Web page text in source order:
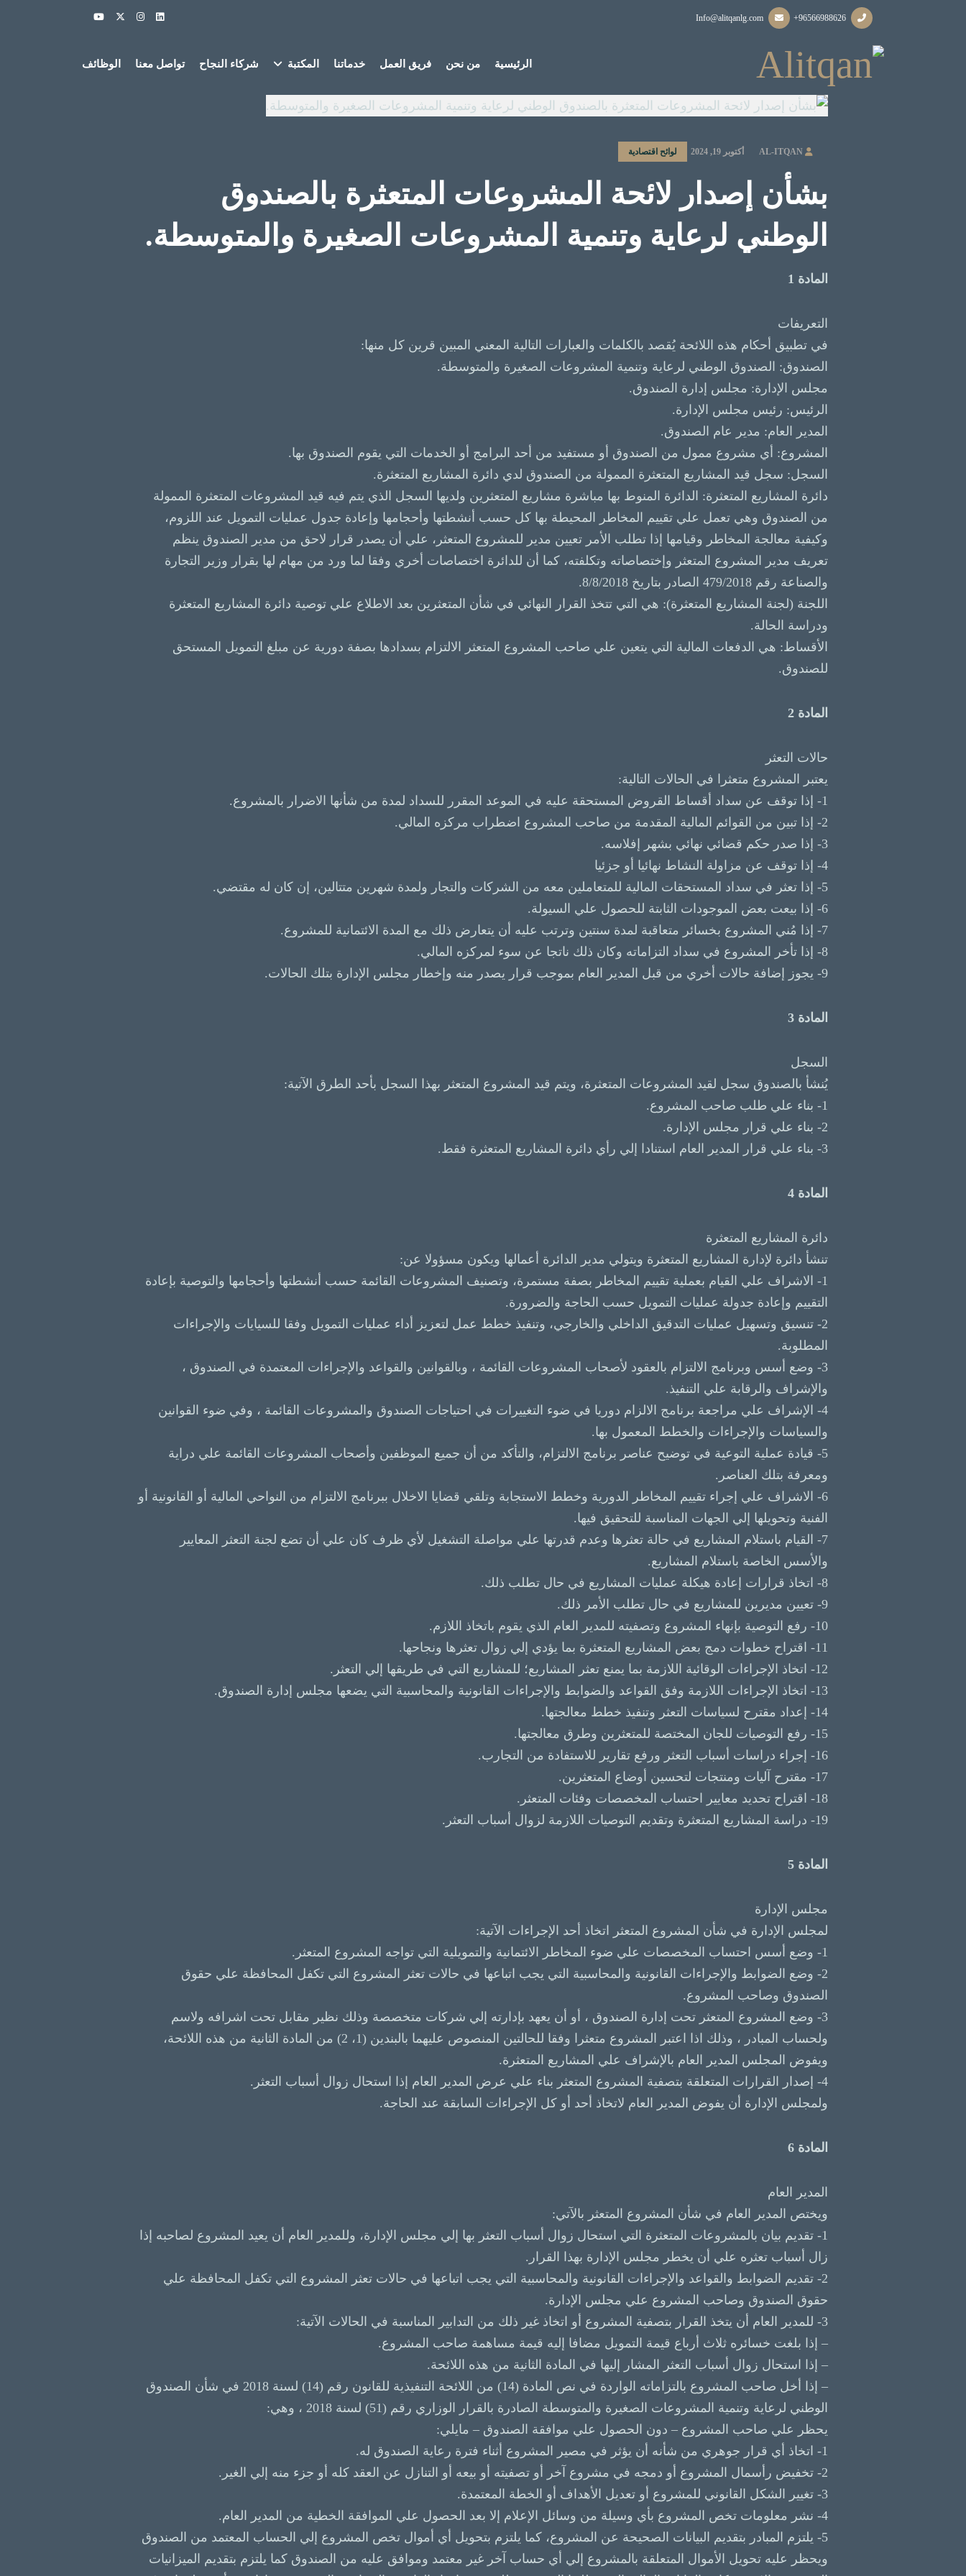
+96566988626
Info@alitqanlg.com
الرئيسية من نحن فريق العمل خدماتنا المكتبة شركاء النجاح تواصل معنا الوظائف
أكتوبر 19, 2024 لوائح اقتصادية
بشأن إصدار لائحة المشروعات المتعثرة بالصندوق
الوطني لرعاية وتنمية المشروعات الصغيرة والمتوسطة.
المادة 1
التعريفات
في تطبيق أحكام هذه اللائحة يُقصد بالكلمات والعبارات التالية المعني المبين قرين كل منها:
الصندوق: الصندوق الوطني لرعاية وتنمية المشروعات الصغيرة والمتوسطة.
مجلس الإدارة: مجلس إدارة الصندوق.
الرئيس: رئيس مجلس الإدارة.
المدير العام: مدير عام الصندوق.
المشروع: أي مشروع ممول من الصندوق أو مستفيد من أحد البرامج أو الخدمات التي يقوم الصندوق بها.
السجل: سجل قيد المشاريع المتعثرة الممولة من الصندوق لدي دائرة المشاريع المتعثرة.
دائرة المشاريع المتعثرة: الدائرة المنوط بها مباشرة مشاريع المتعثرين ولديها السجل الذي يتم فيه قيد المشروعات المتعثرة الممولة
من الصندوق وهي تعمل علي تقييم المخاطر المحيطة بها كل حسب أنشطتها وأحجامها وإعادة جدول عمليات التمويل عند اللزوم،
وكيفية معالجة المخاطر وقيامها إذا تطلب الأمر تعيين مدير للمشروع المتعثر، علي أن يصدر قرار لاحق من مدير الصندوق ينظم
تعريف مدير المشروع المتعثر وإختصاصاته وتكلفته، كما أن للدائرة اختصاصات أخري وفقا لما ورد من مهام لها بقرار وزير التجارة
والصناعة رقم 479/2018 الصادر بتاريخ 8/8/2018.
اللجنة (لجنة المشاريع المتعثرة): هي التي تتخذ القرار النهائي في شأن المتعثرين بعد الاطلاع علي توصية دائرة المشاريع المتعثرة
ودراسة الحالة.
الأقساط: هي الدفعات المالية التي يتعين علي صاحب المشروع المتعثر الالتزام بسدادها بصفة دورية عن مبلغ التمويل المستحق
للصندوق.
المادة 2
حالات التعثر
يعتبر المشروع متعثرا في الحالات التالية:
1- إذا توقف عن سداد أقساط القروض المستحقة عليه في الموعد المقرر للسداد لمدة من شأنها الاضرار بالمشروع.
2- إذا تبين من القوائم المالية المقدمة من صاحب المشروع اضطراب مركزه المالي.
3- إذا صدر حكم قضائي نهائي بشهر إفلاسه.
4- إذا توقف عن مزاولة النشاط نهائيا أو جزئيا
5- إذا تعثر في سداد المستحقات المالية للمتعاملين معه من الشركات والتجار ولمدة شهرين متتالين، إن كان له مقتضي.
6- إذا بيعت بعض الموجودات الثابتة للحصول علي السيولة.
7- إذا مُني المشروع بخسائر متعاقبة لمدة سنتين وترتب عليه أن يتعارض ذلك مع المدة الائتمانية للمشروع.
8- إذا تأخر المشروع في سداد التزاماته وكان ذلك ناتجا عن سوء لمركزه المالي.
9- يجوز إضافة حالات أخري من قبل المدير العام بموجب قرار يصدر منه وإخطار مجلس الإدارة بتلك الحالات.
المادة 3
السجل
يُنشأ بالصندوق سجل لقيد المشروعات المتعثرة، ويتم قيد المشروع المتعثر بهذا السجل بأحد الطرق الآتية:
1- بناء علي طلب صاحب المشروع.
2- بناء علي قرار مجلس الإدارة.
3- بناء علي قرار المدير العام استنادا إلي رأي دائرة المشاريع المتعثرة فقط.
المادة 4
دائرة المشاريع المتعثرة
تنشأ دائرة لإدارة المشاريع المتعثرة ويتولي مدير الدائرة أعمالها ويكون مسؤولا عن:
1- الاشراف علي القيام بعملية تقييم المخاطر بصفة مستمرة، وتصنيف المشروعات القائمة حسب أنشطتها وأحجامها والتوصية بإعادة
التقييم وإعادة جدولة عمليات التمويل حسب الحاجة والضرورة.
2- تنسيق وتسهيل عمليات التدقيق الداخلي والخارجي، وتنفيذ خطط عمل لتعزيز أداء عمليات التمويل وفقا للسيايات والإجراءات
المطلوبة.
3- وضع أسس وبرنامج الالتزام بالعقود لأصحاب المشروعات القائمة ، وبالقوانين والقواعد والإجراءات المعتمدة في الصندوق ،
والإشراف والرقابة علي التنفيذ.
4- الإشراف علي مراجعة برنامج الالزام دوريا في ضوء التغييرات في احتياجات الصندوق والمشروعات القائمة ، وفي ضوء القوانين
والسياسات والإجراءات والخطط المعمول بها.
5- قيادة عملية التوعية في توضيح عناصر برنامج الالتزام، والتأكد من أن جميع الموظفين وأصحاب المشروعات القائمة علي دراية
ومعرفة بتلك العناصر.
6- الاشراف علي إجراء تقييم المخاطر الدورية وخطط الاستجابة وتلقي قضايا الاخلال ببرنامج الالتزام من النواحي المالية أو القانونية أو
الفنية وتحويلها إلي الجهات المناسبة للتحقيق فيها.
7- القيام باستلام المشاريع في حالة تعثرها وعدم قدرتها علي مواصلة التشغيل لأي ظرف كان علي أن تضع لجنة التعثر المعايير
والأسس الخاصة باستلام المشاريع.
8- اتخاذ قرارات إعادة هيكلة عمليات المشاريع في حال تطلب ذلك.
9- تعيين مديرين للمشاريع في حال تطلب الأمر ذلك.
10- رفع التوصية بإنهاء المشروع وتصفيته للمدير العام الذي يقوم باتخاذ اللازم.
11- اقتراح خطوات دمج بعض المشاريع المتعثرة بما يؤدي إلي زوال تعثرها ونجاحها.
12- اتخاذ الإجراءات الوقائية اللازمة بما يمنع تعثر المشاريع؛ للمشاريع التي في طريقها إلي التعثر.
13- اتخاذ الإجراءات اللازمة وفق القواعد والضوابط والإجراءات القانونية والمحاسبية التي يضعها مجلس إدارة الصندوق.
14- إعداد مقترح لسياسات التعثر وتنفيذ خطط معالجتها.
15- رفع التوصيات للجان المختصة للمتعثرين وطرق معالجتها.
16- إجراء دراسات أسباب التعثر ورفع تقارير للاستفادة من التجارب.
17- مقترح آليات ومنتجات لتحسين أوضاع المتعثرين.
18- اقتراح تحديد معايير احتساب المخصصات وفئات المتعثر.
19- دراسة المشاريع المتعثرة وتقديم التوصيات اللازمة لزوال أسباب التعثر.
المادة 5
مجلس الإدارة
لمجلس الإدارة في شأن المشروع المتعثر اتخاذ أحد الإجراءات الآتية:
1- وضع أسس احتساب المخصصات علي ضوء المخاطر الائتمانية والتمويلية التي تواجه المشروع المتعثر.
2- وضع الضوابط والإجراءات القانونية والمحاسبية التي يجب اتباعها في حالات تعثر المشروع التي تكفل المحافظة علي حقوق
الصندوق وصاحب المشروع.
3- وضع المشروع المتعثر تحت إدارة الصندوق ، أو أن يعهد بإدارته إلي شركات متخصصة وذلك نظير مقابل تحت اشرافه ولاسم
ولحساب المبادر ، وذلك اذا اعتبر المشروع متعثرا وفقا للحالتين المنصوص عليهما بالبندين (1، 2) من المادة الثانية من هذه اللائحة،
ويفوض المجلس المدير العام بالإشراف علي المشاريع المتعثرة.
4- إصدار القرارات المتعلقة بتصفية المشروع المتعثر بناء علي عرض المدير العام إذا استحال زوال أسباب التعثر.
ولمجلس الإدارة أن يفوض المدير العام لاتخاذ أحد أو كل الإجراءات السابقة عند الحاجة.
المادة 6
المدير العام
ويختص المدير العام في شأن المشروع المتعثر بالآتي:
1- تقديم بيان بالمشروعات المتعثرة التي استحال زوال أسباب التعثر بها إلي مجلس الإدارة، وللمدير العام أن يعيد المشروع لصاحبه إذا
زال أسباب تعثره علي أن يخطر مجلس الإدارة بهذا القرار.
2- تقديم الضوابط والقواعد والإجراءات القانونية والمحاسبية التي يجب اتباعها في حالات تعثر المشروع التي تكفل المحافظة علي
حقوق الصندوق وصاحب المشروع علي مجلس الإدارة.
3- للمدير العام أن يتخذ القرار بتصفية المشروع أو اتخاذ غير ذلك من التدابير المناسبة في الحالات الآتية:
– إذا بلغت خسائره ثلاث أرباع قيمة التمويل مضافا إليه قيمة مساهمة صاحب المشروع.
– إذا استحال زوال أسباب التعثر المشار إليها في المادة الثانية من هذه اللائحة.
– إذا أخل صاحب المشروع بالتزاماته الواردة في نص المادة (14) من اللائحة التنفيذية للقانون رقم (14) لسنة 2018 في شأن الصندوق
الوطني لرعاية وتنمية المشروعات الصغيرة والمتوسطة الصادرة بالقرار الوزاري رقم (51) لسنة 2018 ، وهي:
يحظر علي صاحب المشروع – دون الحصول علي موافقة الصندوق – مايلي:
1- اتخاذ أي قرار جوهري من شأنه أن يؤثر في مصير المشروع أثناء فترة رعاية الصندوق له.
2- تخفيض رأسمال المشروع أو دمجه في مشروع آخر أو تصفيته أو بيعه أو التنازل عن العقد كله أو جزء منه إلي الغير.
3- تغيير الشكل القانوني للمشروع أو تعديل الأهداف أو الخطة المعتمدة.
4- نشر معلومات تخص المشروع بأي وسيلة من وسائل الإعلام إلا بعد الحصول علي الموافقة الخطية من المدير العام.
5- يلتزم المبادر بتقديم البيانات الصحيحة عن المشروع، كما يلتزم بتحويل أي أموال تخص المشروع إلي الحساب المعتمد من الصندوق
ويحظر عليه تحويل الأموال المتعلقة بالمشروع إلي أي حساب آخر غير معتمد وموافق عليه من الصندوق كما يلتزم بتقديم الميزانيات